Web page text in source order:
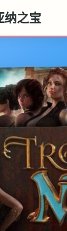
纳之宝